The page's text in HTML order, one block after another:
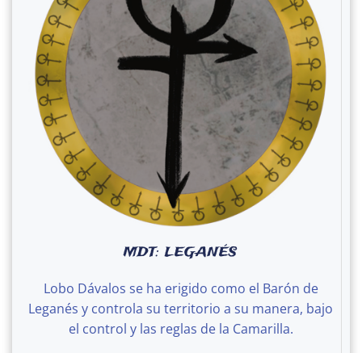
MDT: LEGANÉS
Lobo Dávalos se ha erigido como el Barón de
Leganés y controla su territorio a su manera, bajo
el control y las reglas de la Camarilla.